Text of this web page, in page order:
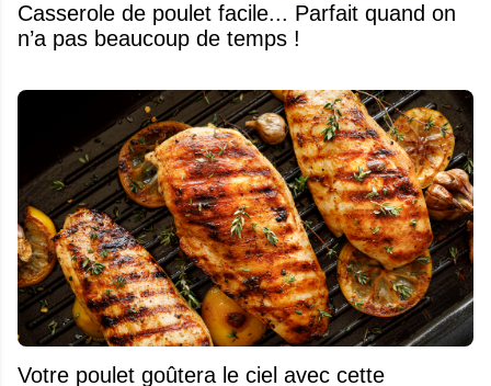
Casserole de poulet facile... Parfait quand on
n’a pas beaucoup de temps !
Votre poulet goûtera le ciel avec cette